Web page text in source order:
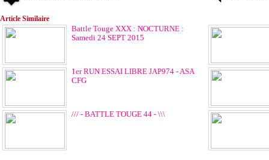
Article Similaire
Battle Touge XXX : NOCTURNE :
Samedi 24 SEPT 2015
1er RUN ESSAI LIBRE JAP974 - ASA
CFG
/// - BATTLE TOUGE 44 - \\\